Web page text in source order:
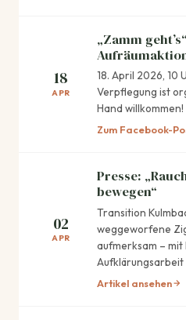
18
APR
„Zamm
18. April 2026, 10
Verpflegung ist
Hand willkommen!
Zum Facebook-
02
APR
Presse:
bewegen“
Transition
weggeworfene
aufmerksam –
Artikel ansehen